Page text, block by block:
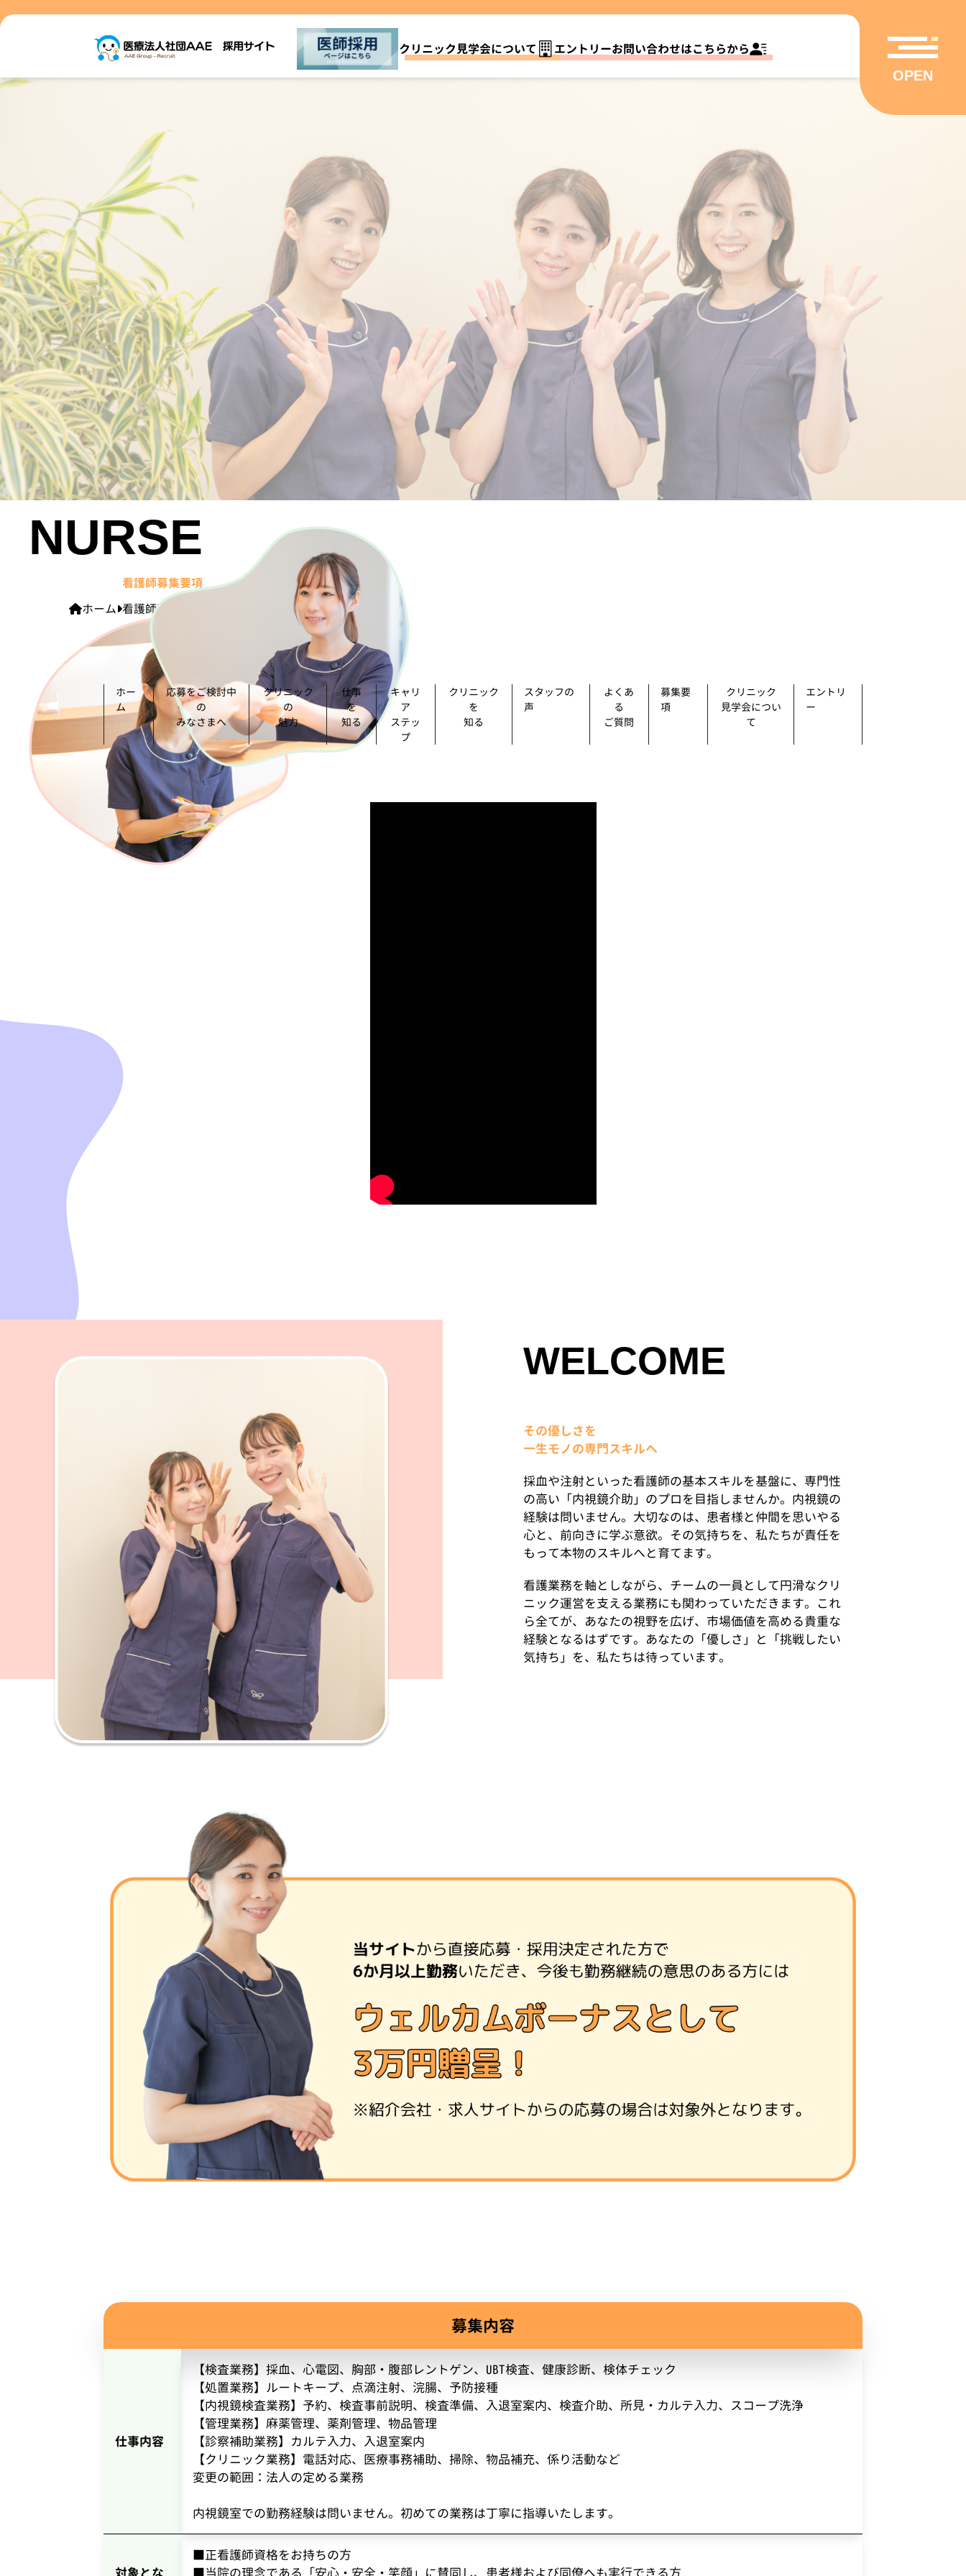
クリニック見学会について
エントリーお問い合わせはこちらから
OPEN
NURSE
看護師募集要項
ホーム 看護師募集要項
ホー
ム
応募をご検討中
の
みなさまへ
クリニック
の
魅力
仕事
を
知る
キャリ
ア
ステッ
プ
クリニック
を
知る
スタッフの
声
よくあ
る
ご質問
募集要
項
クリニック
見学会につい
て
エントリ
ー
WELCOME
その優しさを
一生モノの専門スキルへ
採血や注射といった看護師の基本スキルを基盤に、専門性
の高い「内視鏡介助」のプロを目指しませんか。内視鏡の
経験は問いません。大切なのは、患者様と仲間を思いやる
心と、前向きに学ぶ意欲。その気持ちを、私たちが責任を
もって本物のスキルへと育てます。
看護業務を軸としながら、チームの一員として円滑なクリ
ニック運営を支える業務にも関わっていただきます。これ
ら全てが、あなたの視野を広げ、市場価値を高める貴重な
経験となるはずです。あなたの「優しさ」と「挑戦したい
気持ち」を、私たちは待っています。
募集内容
仕事内容
【検査業務】採血、心電図、胸部・腹部レントゲン、UBT検査、健康診断、検体チェック
【処置業務】ルートキープ、点滴注射、浣腸、予防接種
【内視鏡検査業務】予約、検査事前説明、検査準備、入退室案内、検査介助、所見・カルテ入力、スコープ洗浄
【管理業務】麻薬管理、薬剤管理、物品管理
【診察補助業務】カルテ入力、入退室案内
【クリニック業務】電話対応、医療事務補助、掃除、物品補充、係り活動など
変更の範囲：法人の定める業務
内視鏡室での勤務経験は問いません。初めての業務は丁寧に指導いたします。
■正看護師資格をお持ちの方